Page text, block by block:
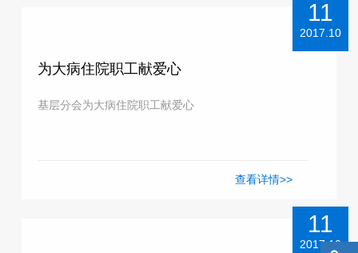
为大病住院职工献爱心
基层分会为大病住院职工献爱心
查看详情>>
11
2017.10
11
2017.10